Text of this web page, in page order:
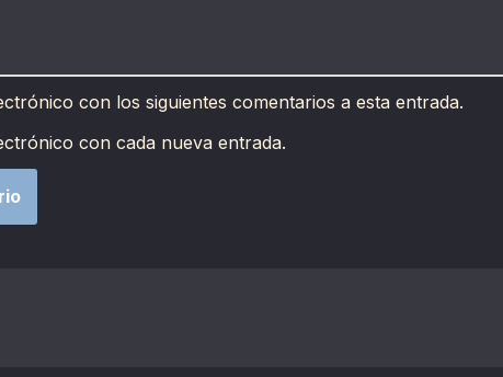
con los siguientes comentarios a esta entrada.
con cada nueva entrada.